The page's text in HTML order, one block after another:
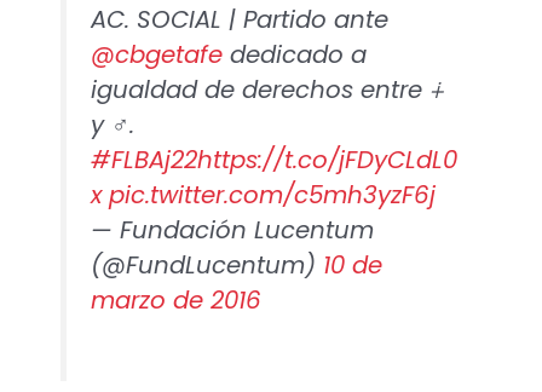
AC. SOCIAL | Partido ante
@cbgetafededicado a
igualdad de derechos entre ⨢
y ♂.
#FLBAj22https://t.co/jFDyCLdL0
x pic.twitter.com/c5mh3yzF6j
— Fundación Lucentum
(@FundLucentum) 10 de
marzo de 2016